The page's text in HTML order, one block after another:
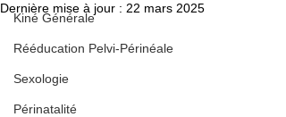
Kiné Générale
Rééducation Pelvi-Périnéale
Sexologie
Périnatalité
Dernière mise à jour : 22 mars 2025